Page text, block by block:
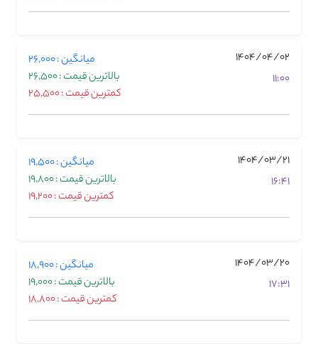
1404/04/02
11:00
میانگین : 26,000
بالاترین قیمت : 26,500
کمترین قیمت : 25,500
1404/03/21
16:41
میانگین : 19,500
بالاترین قیمت : 19,800
کمترین قیمت : 19,200
1404/03/20
17:31
میانگین : 18,900
بالاترین قیمت : 19,000
کمترین قیمت : 18,800